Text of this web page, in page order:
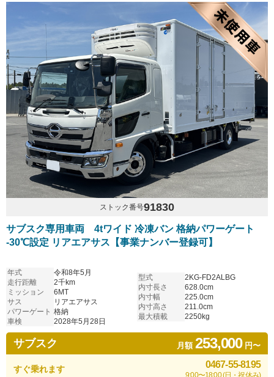
ストック番号91830
サブスク専用車両 4tワイド 冷凍バン 格納パワーゲート
-30℃設定 リアエアサス【事業ナンバー登録可】
年式
令和8年5月
走行距離
2千km
ミッション
6MT
サス
リアエアサス
パワーゲート 格納
車検
2028年5月28日
型式
2KG-FD2ALBG
内寸長さ
628.0cm
内寸幅
225.0cm
内寸高さ
211.0cm
最大積載
2250kg
サブスク 月額253,000円〜
すぐ乗れます 0467-55-8195
9:00〜18:00 (日・祝休み)